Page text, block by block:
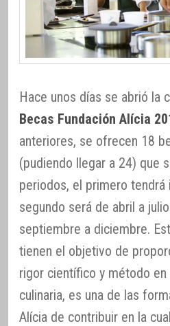
Hace unos días se abrió la
Becas Fundación Alícia
anteriores, se ofrecen 18
(pudiendo llegar a 24) que
periodos, el primero tendrá
segundo será de abril a
septiembre a diciembre.
tienen el objetivo de
rigor científico y método en
culinaria, es una de las
Alícia de contribuir en la